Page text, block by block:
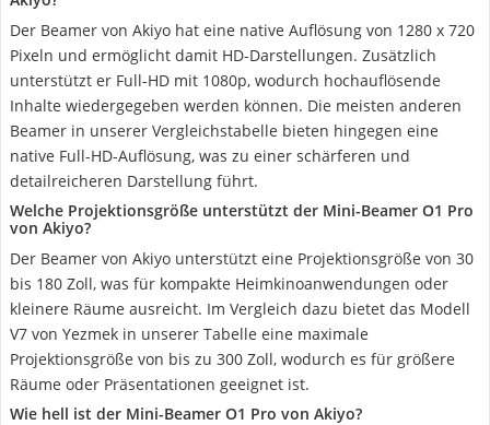
Der Beamer von Akiyo hat eine native Auflösung von 1280 x 720
Pixeln und ermöglicht damit HD-Darstellungen. Zusätzlich
unterstützt er Full-HD mit 1080p, wodurch hochauflösende
Inhalte wiedergegeben werden können. Die meisten anderen
Beamer in unserer Vergleichstabelle bieten hingegen eine
native Full-HD-Auflösung, was zu einer schärferen und
detailreicheren Darstellung führt.
Welche Projektionsgröße unterstützt der Mini-Beamer O1 Pro
von Akiyo?
Der Beamer von Akiyo unterstützt eine Projektionsgröße von 30
bis 180 Zoll, was für kompakte Heimkinoanwendungen oder
kleinere Räume ausreicht. Im Vergleich dazu bietet das Modell
V7 von Yezmek in unserer Tabelle eine maximale
Projektionsgröße von bis zu 300 Zoll, wodurch es für größere
Räume oder Präsentationen geeignet ist.
Wie hell ist der Mini-Beamer O1 Pro von Akiyo?